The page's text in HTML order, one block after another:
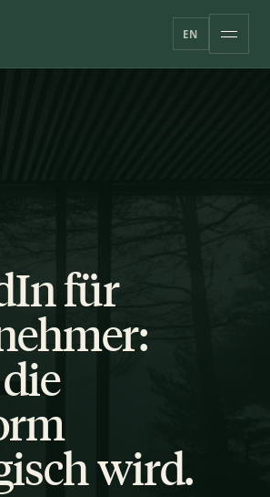
EN
für
wird.